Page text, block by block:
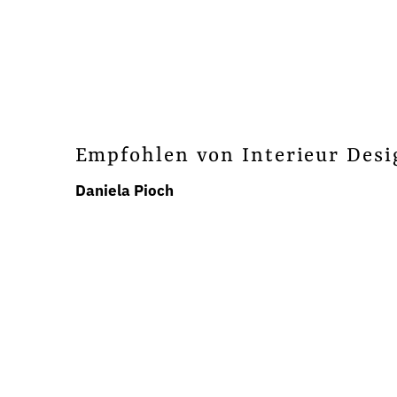
Empfohlen von Interieur
Daniela Pioch